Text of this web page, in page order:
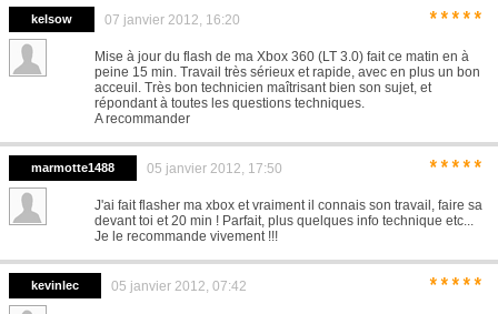
kelsow 07 janvier 2012, 16:20 *****
Mise à jour du flash de ma Xbox 360 (LT 3.0) fait ce matin en à
peine 15 min. Travail très sérieux et rapide, avec en plus un bon
acceuil. Très bon technicien maîtrisant bien son sujet, et
répondant à toutes les questions techniques.
A recommander
marmotte1488 05 janvier 2012, 17:50 *****
J'ai fait flasher ma xbox et vraiment il connais son travail, faire sa
devant toi et 20 min ! Parfait, plus quelques info technique etc...
Je le recommande vivement !!!
kevinlec 05 janvier 2012, 07:42 *****